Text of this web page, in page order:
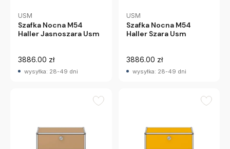
USM
Szafka Nocna M54
Haller Jasnoszara Usm
3886.00 zł
wysyłka: 28-49 dni
USM
Szafka Nocna M54
Haller Szara Usm
3886.00 zł
wysyłka: 28-49 dni